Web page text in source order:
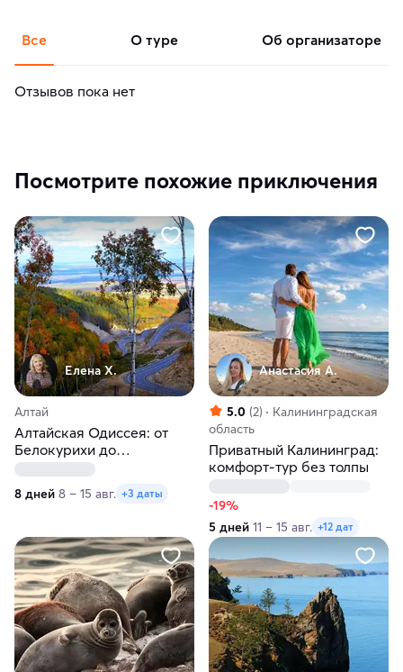
Все о туре об организаторе
Отзывов пока нет
Посмотрите похожие приключения
Елена Х.
Алтай
Алтайская Одиссея: от
Белокурихи до
8 дней 8 – 15 авг. +3 даты
Анастасия А.
5.0 (2)
Калининградская
область
Приватный Калининград:
комфорт-тур без толпы
-19%
5 дней 11 – 15 авг. +12 дат